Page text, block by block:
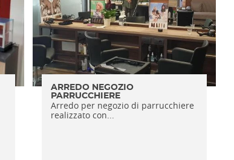
ARREDO NEGOZIO
PARRUCCHIERE
Arredo per negozio di parrucchiere
realizzato con...